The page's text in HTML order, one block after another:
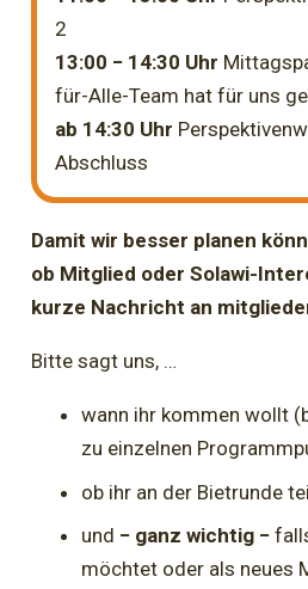
2
13:00 − 14:30 Uhr
für-Alle-Team hat für uns
ab 14:30 Uhr
Abschluss
Damit wir besser planen
ob Mitglied oder Solawi-
kurze Nachricht an
Bitte sagt uns, …
wann ihr kommen wollt
zu einzelnen
ob ihr an der Bietrunde
und − ganz wichtig −
möchtet oder als neues